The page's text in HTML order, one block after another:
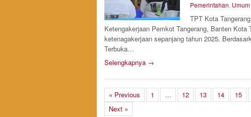
Pemerintahan, Umum
TPT Kota
Ketengakerjaan Pemkot Tangerang, Banten
ketenagakerjaan sepanjang tahun 2025.
Terbuka…
Selengkapnya →
« Previous 1 … 12 13 14 15
Next »